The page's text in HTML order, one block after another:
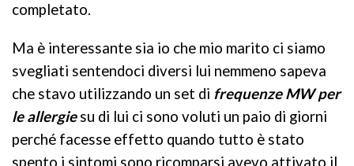
completato.
Ma è interessante sia io che mio marito ci siamo
svegliati sentendoci diversi lui nemmeno sapeva
che stavo utilizzando un set di frequenze MW per
le allergie su di lui ci sono voluti un paio di giorni
perché facesse effetto quando tutto è stato
spento i sintomi sono ricomparsi avevo attivato il